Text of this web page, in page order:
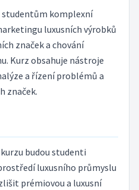
komplexní
luxusních výrobků
značek a chování
Kurz obsahuje nástroje
a řízení problémů a
značek.
budou studenti
luxusního průmyslu
prémiovou a luxusní